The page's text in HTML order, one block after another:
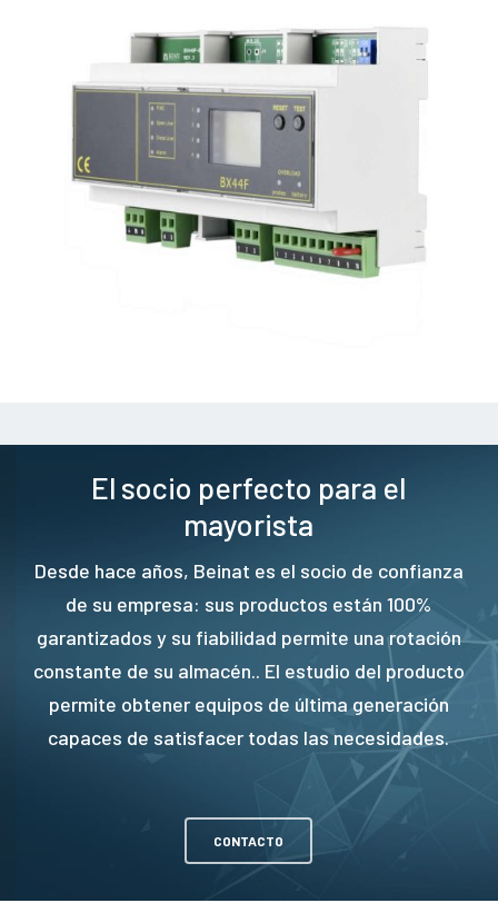
El socio perfecto para el
mayorista
Desde hace años, Beinat es el socio de confianza
de su empresa: sus productos están 100%
garantizados y su fiabilidad permite una rotación
constante de su almacén.. El estudio del producto
permite obtener equipos de última generación
capaces de satisfacer todas las necesidades.
CONTACTO